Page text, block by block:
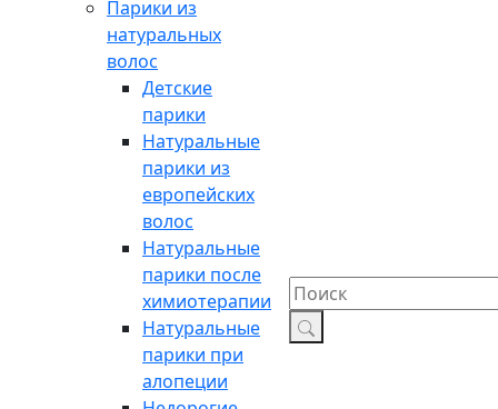
Парики из
натуральных
волос
Детские
парики
Натуральные
парики из
европейских
волос
Натуральные
парики после
химиотерапии
Натуральные
парики при
алопеции